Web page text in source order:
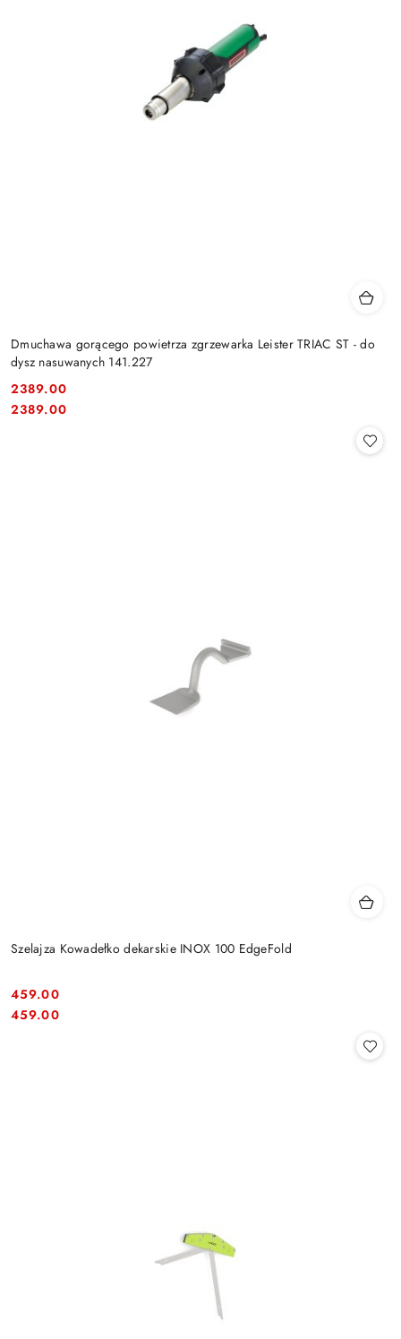
Dmuchawa gorącego powietrza zgrzewarka Leister TRIAC ST - do
dysz nasuwanych 141.227
Cena:
2389.00
Cena:
2389.00
Szelajza Kowadełko dekarskie INOX 100 EdgeFold
Cena:
459.00
Cena:
459.00